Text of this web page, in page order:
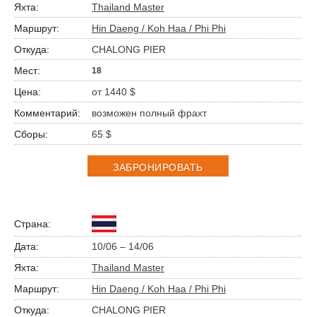
Thailand Master
Hin Daeng / Koh Haa / Phi Phi
CHALONG PIER
18
от 1440 $
возможен полный фрахт
65 $
ЗАБРОНИРОВАТЬ
10/06 – 14/06
Thailand Master
Hin Daeng / Koh Haa / Phi Phi
CHALONG PIER